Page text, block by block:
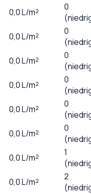
0,0L/m²
0
0,0L/m²
0
0,0L/m²
0
0,0L/m²
0
0,0L/m²
0
0,0L/m²
0
0,0L/m²
1
0,0L/m²
2